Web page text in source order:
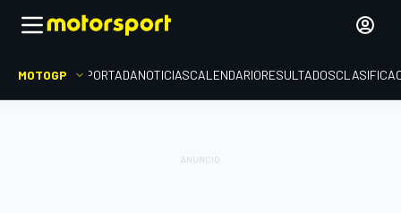
MOTOGP PORTADANOTICIASCALENDARIORESULTADOS